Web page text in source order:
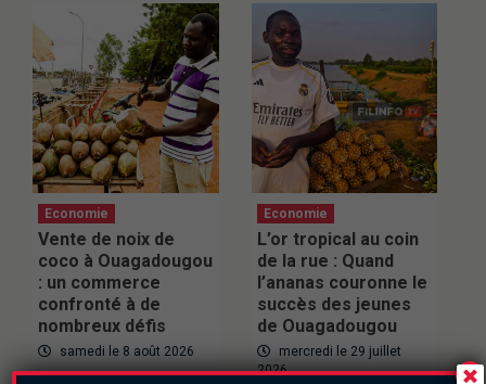
Economie
Vente de noix de
coco à Ouagadougou
: un commerce
confronté à de
nombreux défis
samedi le 8 août 2026
Economie
L’or tropical au coin
de la rue : Quand
l’ananas couronne le
succès des jeunes
de Ouagadougou
mercredi le 29 juillet
2026